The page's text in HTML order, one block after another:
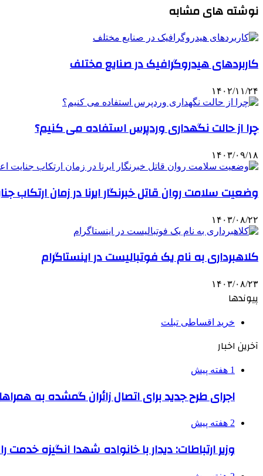
نوشته های مشابه
کاربردهای هیدروگرافیک در صنایع مختلف
۱۴۰۲/۱۱/۲۴
چرا از حالت نگهداری وردپرس استفاده می کنیم؟
۱۴۰۳/۰۹/۱۸
وضعیت سلامت روان قاتل خبرنگار ایرنا در زمان ارتکاب
۱۴۰۳/۰۸/۲۲
کلاهبرداری به نام یک فوتبالیست در اینستاگرام
۱۴۰۳/۰۸/۲۳
پیوندها
خرید اقساطی تبلت
آخرین اخبار
1 هفته پیش
اجرای طرح جدید برای اتصال زائران گمشده به
2 هفته پیش
وزیر ارتباطات: دیدار با خانواده شهدا انگیزه